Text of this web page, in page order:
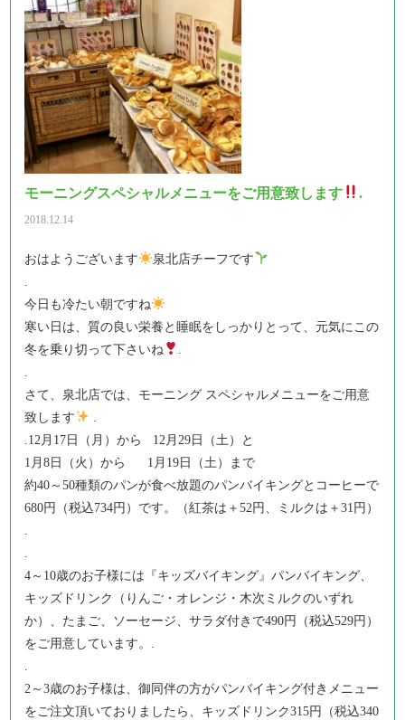
モーニングスペシャルメニューをご用意致します .
2018.12.14
おはようございます
泉北店チーフです
今日も冷たい朝ですね
寒い日は、質の良い栄養と睡眠をしっかりとって、元気にこの
冬を乗り切って下さいね
さて、泉北店では、モーニング スペシャルメニューをご用意
致します
.12月17日（月）から 12月29日（土）と
1月8日（火）から 1月19日（土）まで
約40～50種類のパンが食べ放題のパンバイキングとコーヒーで
680円（税込734円）です。（紅茶は＋52円、ミルクは＋31円）
4～10歳のお子様には『キッズバイキング』パンバイキング、
キッズドリンク（りんご・オレンジ・木次ミルクのいずれ
か）、たまご、ソーセージ、サラダ付きで490円（税込529円）
をご用意しています。.
2～3歳のお子様は、御同伴の方がパンバイキング付きメニュー
をご注文頂いておりましたら、キッズドリンク315円（税込340